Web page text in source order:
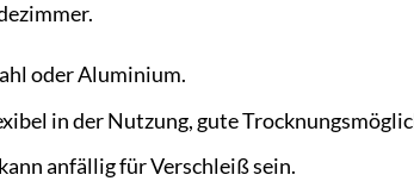
oder Aluminium.
in der Nutzung, gute
anfällig für Verschleiß sein.